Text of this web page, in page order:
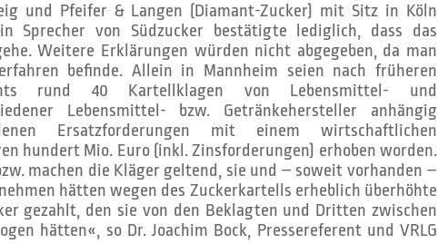
und Pfeifer & Langen (Diamant-Zucker) mit Sitz in Köln
Sprecher von Südzucker bestätigte lediglich, dass das
Weitere Erklärungen würden nicht abgegeben, da man
befinde. Allein in Mannheim seien nach früheren
rund 40 Kartellklagen von Lebensmittel- und
Lebensmittel- bzw. Getränkehersteller anhängig
Ersatzforderungen mit einem wirtschaftlichen
hundert Mio. Euro (inkl. Zinsforderungen) erhoben worden.
machen die Kläger geltend, sie und – soweit vorhanden –
hätten wegen des Zuckerkartells erheblich überhöhte
gezahlt, den sie von den Beklagten und Dritten zwischen
hätten«, so Dr. Joachim Bock, Pressereferent und VRLG